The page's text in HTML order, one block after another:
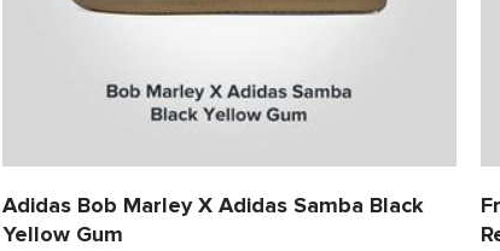
Adidas Bob Marley X Adidas Samba Black
Yellow Gum